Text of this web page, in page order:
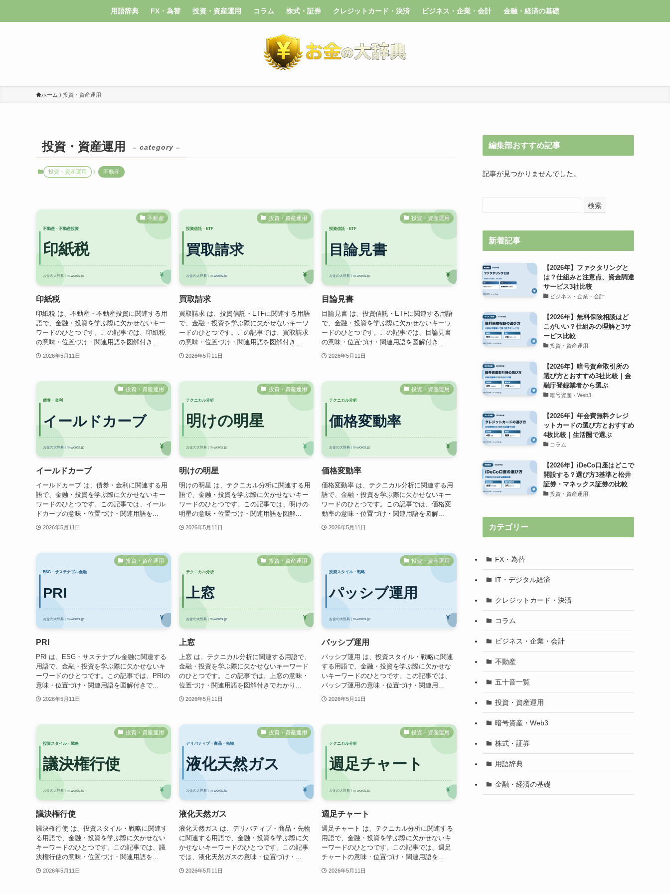
用語辞典 FX・為替 投資・資産運用 コラム 株式・証券 クレジットカード・決済 ビジネス・企業・会計 金融・経済の基礎
ホーム 投資・資産運用
投資・資産運用 – category –
投資・資産運用 不動産
不動産
印紙税
印紙税 は、不動産・不動産投資に関連する用
語で、金融・投資を学ぶ際に欠かせないキー
ワードのひとつです。この記事では、印紙税
の意味・位置づけ・関連用語を図解付き...
2026年5月11日
投資・資産運用
買取請求
買取請求 は、投資信託・ETFに関連する用語
で、金融・投資を学ぶ際に欠かせないキーワ
ードのひとつです。この記事では、買取請求
の意味・位置づけ・関連用語を図解付き...
2026年5月11日
投資・資産運用
目論見書
目論見書 は、投資信託・ETFに関連する用語
で、金融・投資を学ぶ際に欠かせないキーワ
ードのひとつです。この記事では、目論見書
の意味・位置づけ・関連用語を図解付き...
2026年5月11日
投資・資産運用
イールドカーブ
イールドカーブ は、債券・金利に関連する用
語で、金融・投資を学ぶ際に欠かせないキー
ワードのひとつです。この記事では、イール
ドカーブの意味・位置づけ・関連用語を...
2026年5月11日
投資・資産運用
明けの明星
明けの明星 は、テクニカル分析に関連する用
語で、金融・投資を学ぶ際に欠かせないキー
ワードのひとつです。この記事では、明けの
明星の意味・位置づけ・関連用語を図解...
2026年5月11日
投資・資産運用
価格変動率
価格変動率 は、テクニカル分析に関連する用
語で、金融・投資を学ぶ際に欠かせないキー
ワードのひとつです。この記事では、価格変
動率の意味・位置づけ・関連用語を図解...
2026年5月11日
投資・資産運用
PRI
PRI は、ESG・サステナブル金融に関連する
用語で、金融・投資を学ぶ際に欠かせないキ
ーワードのひとつです。この記事では、PRIの
意味・位置づけ・関連用語を図解付きで...
2026年5月11日
投資・資産運用
上窓
上窓 は、テクニカル分析に関連する用語で、
金融・投資を学ぶ際に欠かせないキーワード
のひとつです。この記事では、上窓の意味・
位置づけ・関連用語を図解付きでわかり...
2026年5月11日
投資・資産運用
パッシブ運用
パッシブ運用 は、投資スタイル・戦略に関連
する用語で、金融・投資を学ぶ際に欠かせな
いキーワードのひとつです。この記事では、
パッシブ運用の意味・位置づけ・関連用...
2026年5月11日
投資・資産運用
議決権行使
議決権行使 は、投資スタイル・戦略に関連す
る用語で、金融・投資を学ぶ際に欠かせない
キーワードのひとつです。この記事では、議
決権行使の意味・位置づけ・関連用語を...
2026年5月11日
投資・資産運用
液化天然ガス
液化天然ガス は、デリバティブ・商品・先物
に関連する用語で、金融・投資を学ぶ際に欠
かせないキーワードのひとつです。この記事
では、液化天然ガスの意味・位置づけ・...
2026年5月11日
投資・資産運用
週足チャート
週足チャート は、テクニカル分析に関連する
用語で、金融・投資を学ぶ際に欠かせないキ
ーワードのひとつです。この記事では、週足
チャートの意味・位置づけ・関連用語を...
2026年5月11日
編集部おすすめ記事
記事が見つかりませんでした。
検索
新着記事
【2026年】ファクタリングと
は？仕組みと注意点、資金調達
サービス3社比較
ビジネス・企業・会計
【2026年】無料保険相談はど
こがいい？仕組みの理解と3サ
ービス比較
投資・資産運用
【2026年】暗号資産取引所の
選び方とおすすめ3社比較｜金
融庁登録業者から選ぶ
暗号資産・Web3
【2026年】年会費無料クレジ
ットカードの選び方とおすすめ
4枚比較｜生活圏で選ぶ
コラム
【2026年】iDeCo口座はどこで
開設する？選び方3基準と松井
証券・マネックス証券の比較
投資・資産運用
カテゴリー
FX・為替
IT・デジタル経済
クレジットカード・決済
コラム
ビジネス・企業・会計
不動産
五十音一覧
投資・資産運用
暗号資産・Web3
株式・証券
用語辞典
金融・経済の基礎